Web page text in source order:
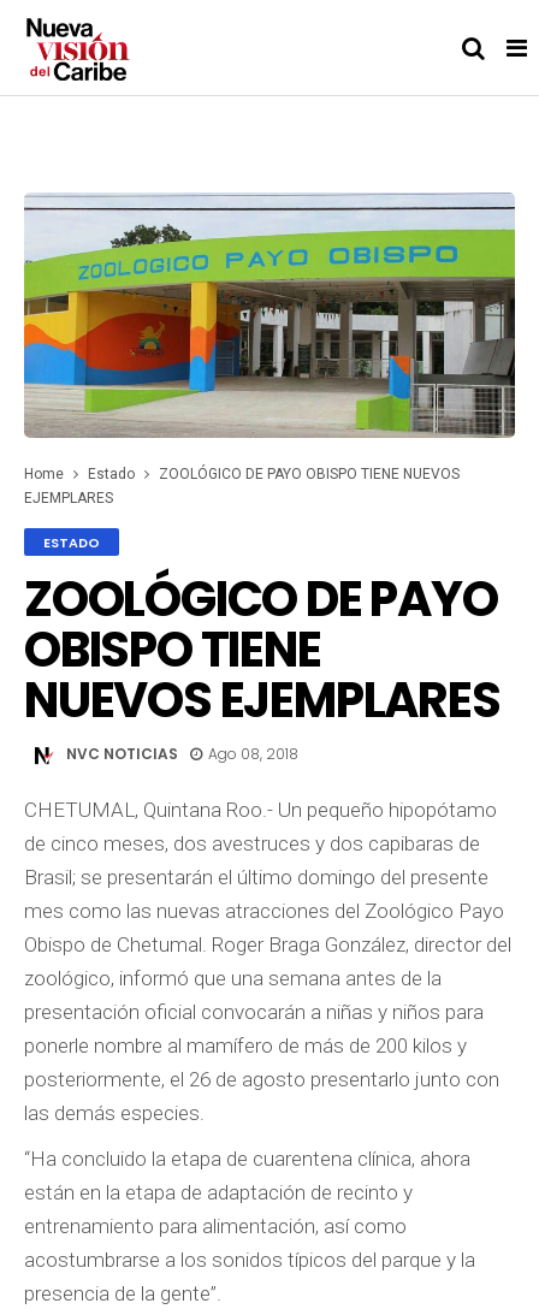
Home Estado
ZOOLÓGICO DE PAYO OBISPO TIENE NUEVOS
EJEMPLARES
ESTADO
ZOOLÓGICO DE PAYO
OBISPO TIENE
NUEVOS EJEMPLARES
NVC NOTICIAS Ago 08, 2018
CHETUMAL, Quintana Roo.- Un pequeño hipopótamo
de cinco meses, dos avestruces y dos capibaras de
Brasil; se presentarán el último domingo del presente
mes como las nuevas atracciones del Zoológico Payo
Obispo de Chetumal. Roger Braga González, director del
zoológico, informó que una semana antes de la
presentación oficial convocarán a niñas y niños para
ponerle nombre al mamífero de más de 200 kilos y
posteriormente, el 26 de agosto presentarlo junto con
las demás especies.
“Ha concluido la etapa de cuarentena clínica, ahora
están en la etapa de adaptación de recinto y
entrenamiento para alimentación, así como
acostumbrarse a los sonidos típicos del parque y la
presencia de la gente”.